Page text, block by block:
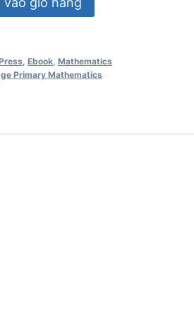
Ebook, Mathematics
Primary Mathematics